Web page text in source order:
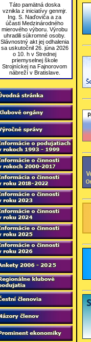
Táto pamätná doska
vznikla z iniciatívy genmjr.
Ing. S. Naďoviča a za
účasti Medzinárodného
mierového výboru. Výrobu
uhradili súkromné osoby.
Slávnostný akt jej odhalenia
sa uskutočnil 26. júna 2026
o 10. h v Strednej
priemyselnej škole
Strojníckej na Fajnorovom
nábreží v Bratislave.